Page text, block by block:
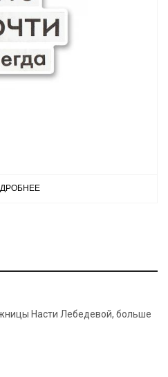
Насти Лебедевой, больше